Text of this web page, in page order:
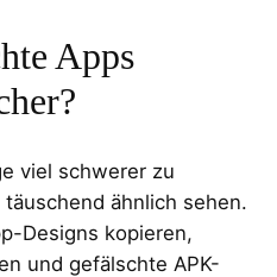
Apps
viel schwerer zu
ähnlich sehen.
Designs kopieren,
und gefälschte APK-